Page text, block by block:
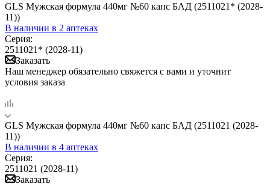
GLS Мужская формула 440мг №60 капс БАД (2511021* (2028-
11))
В наличии в 2 аптеках
Серия:
2511021* (2028-11)
Заказать
Наш менеджер обязательно свяжется с вами и уточнит
условия заказа
GLS Мужская формула 440мг №60 капс БАД (2511021 (2028-
11))
В наличии в 4 аптеках
Серия:
2511021 (2028-11)
Заказать